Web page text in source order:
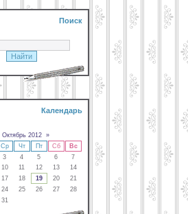
Поиск
Календарь
Октябрь 2012
»
Ср Чт Пт Сб
Вс
3 4 5 6
7
10 11 12 13
14
17 18 19 20
21
24 25 26 27
28
31